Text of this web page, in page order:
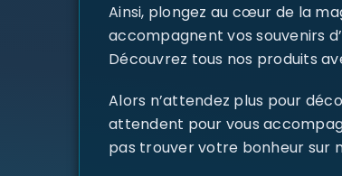
Ainsi, plongez au cœur de la
accompagnent vos souvenirs
Découvrez tous nos produits
Alors n’attendez plus pour
attendent pour vous
pas trouver votre bonheur sur